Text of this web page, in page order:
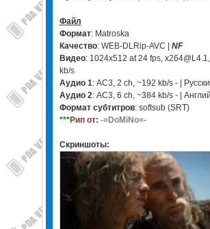
Файл
Формат: Matroska
Качество: WEB-DLRip-AVC | NF
Видео: 1024x512 at 24 fps,
kb/s
Аудио 1: AC3, 2 ch, ~192 kb/s - |
Аудио 2: AC3, 6 ch, ~384 kb/s - |
Формат субтитров: softsub (SRT)
***Рип от: -=DoMiNo=-
Скриншоты: